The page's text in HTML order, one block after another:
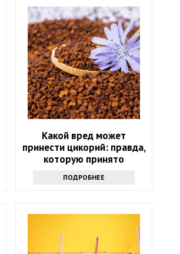
Какой вред может
принести цикорий: правда,
которую принято
ПОДРОБНЕЕ